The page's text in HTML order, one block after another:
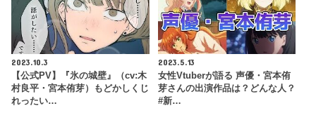
2023.10.3
【公式PV】『氷の城壁』（cv:木
村良平・宮本侑芽）もどかしくじ
れったい…
2023.5.13
女性Vtuberが語る 声優・宮本侑
芽さんの出演作品は？どんな人？
#新…